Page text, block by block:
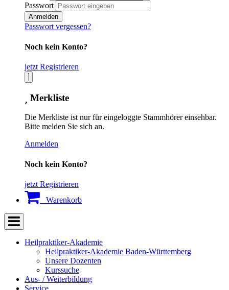
Passwort
Anmelden
Passwort vergessen?
Noch kein Konto?
jetzt Registrieren
Merkliste
Die Merkliste ist nur für eingeloggte Stammhörer einsehbar.
Bitte melden Sie sich an.
Anmelden
Noch kein Konto?
jetzt Registrieren
Warenkorb
Heilpraktiker-Akademie
Heilpraktiker-Akademie Baden-Württemberg
Unsere Dozenten
Kurssuche
Aus- / Weiterbildung
Service